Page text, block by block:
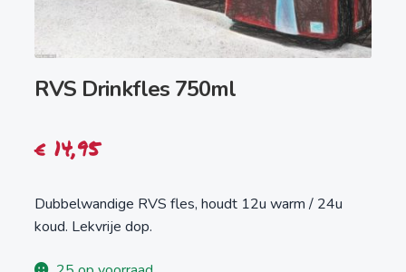
RVS Drinkfles 750ml
€14,95
Dubbelwandige RVS fles, houdt 12u warm / 24u
koud. Lekvrije dop.